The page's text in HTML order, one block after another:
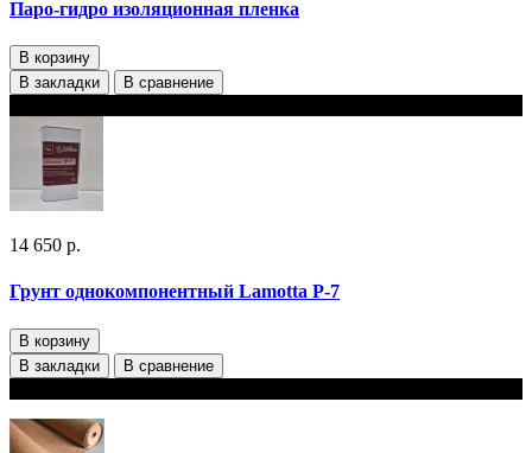
Паро-гидро изоляционная пленка
В корзину
В закладки
В сравнение
14 650 р.
Грунт однокомпонентный Lamotta P-7
В корзину
В закладки
В сравнение